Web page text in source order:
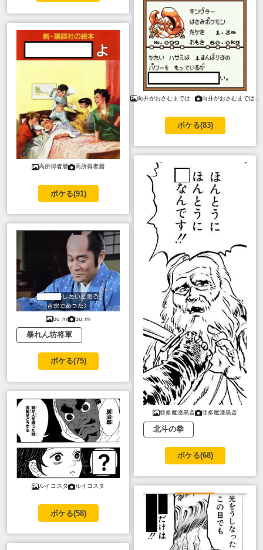
高所得者層 高所得者層
ボケる(91)
bu_mi bu_mi
暴れん坊将軍
ボケる(75)
ルイコスタ ルイコスタ
ボケる(58)
向井がおさむまでは… 向井がおさむまでは…
ボケる(83)
亜多魔漆黒斎 亜多魔漆黒斎
北斗の拳
ボケる(68)